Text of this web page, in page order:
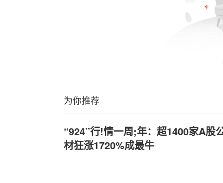
为你推荐
“924”行!情一周;年：超1400家A股
材狂涨1720%成最牛